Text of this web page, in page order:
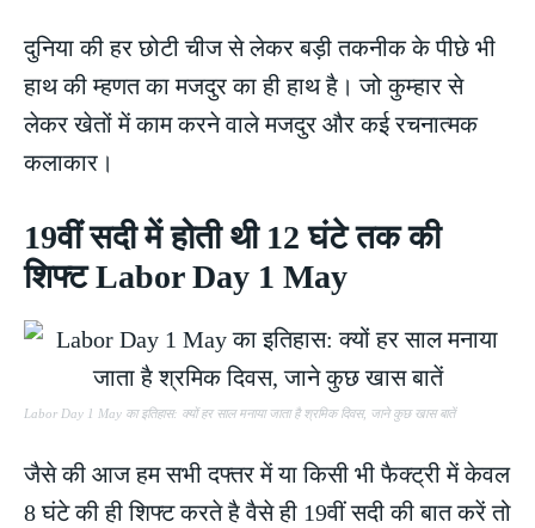
दुनिया की हर छोटी चीज से लेकर बड़ी तकनीक के पीछे भी
हाथ की म्हणत का मजदुर का ही हाथ है। जो कुम्हार से
लेकर खेतों में काम करने वाले मजदुर और कई रचनात्मक
कलाकार।
19वीं सदी में होती थी 12 घंटे तक की
शिफ्ट Labor Day 1 May
Labor Day 1 May का इतिहास: क्यों हर साल मनाया जाता है श्रमिक दिवस, जाने कुछ खास बातें
जैसे की आज हम सभी दफ्तर में या किसी भी फैक्ट्री में केवल
8 घंटे की ही शिफ्ट करते है वैसे ही 19वीं सदी की बात करें तो